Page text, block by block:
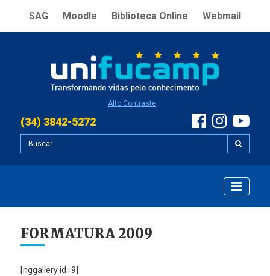
SAG Moodle Biblioteca Online Webmail
Alto Contraste
(34) 3842-5272
FORMATURA 2009
[nggallery id=9]